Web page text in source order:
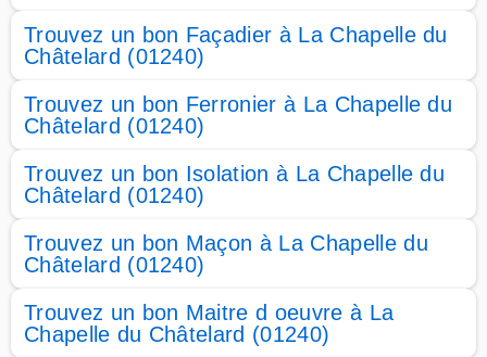
Trouvez un bon Façadier à La Chapelle du
Châtelard (01240)
Trouvez un bon Ferronier à La Chapelle du
Châtelard (01240)
Trouvez un bon Isolation à La Chapelle du
Châtelard (01240)
Trouvez un bon Maçon à La Chapelle du
Châtelard (01240)
Trouvez un bon Maitre d oeuvre à La
Chapelle du Châtelard (01240)